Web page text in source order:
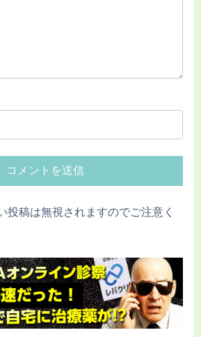
投稿は無視されますのでご注意く